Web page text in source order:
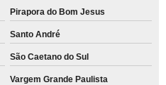
Pirapora do Bom Jesus
Santo André
São Caetano do Sul
Vargem Grande Paulista